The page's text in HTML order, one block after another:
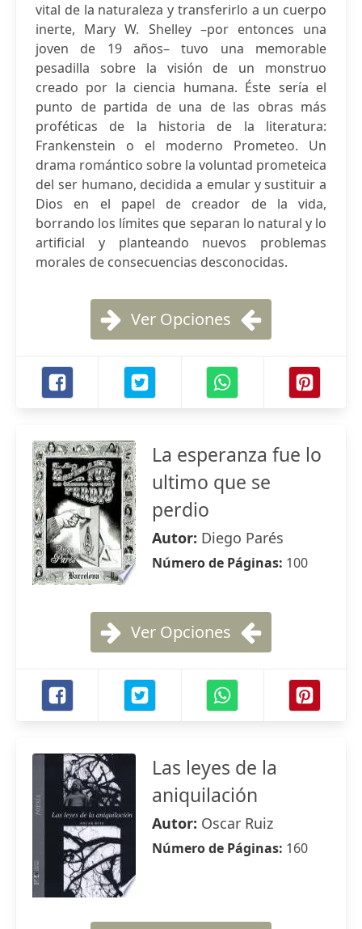
vital de la naturaleza y transferirlo a un cuerpo
inerte, Mary W. Shelley –por entonces una
joven de 19 años– tuvo una memorable
pesadilla sobre la visión de un monstruo
creado por la ciencia humana. Éste sería el
punto de partida de una de las obras más
proféticas de la historia de la literatura:
Frankenstein o el moderno Prometeo. Un
drama romántico sobre la voluntad prometeica
del ser humano, decidida a emular y sustituir a
Dios en el papel de creador de la vida,
borrando los límites que separan lo natural y lo
artificial y planteando nuevos problemas
morales de consecuencias desconocidas.
Ver Opciones
La esperanza fue lo
ultimo que se
perdio
Autor: Diego Parés
Número de Páginas: 100
Ver Opciones
Las leyes de la
aniquilación
Autor: Oscar Ruiz
Número de Páginas: 160